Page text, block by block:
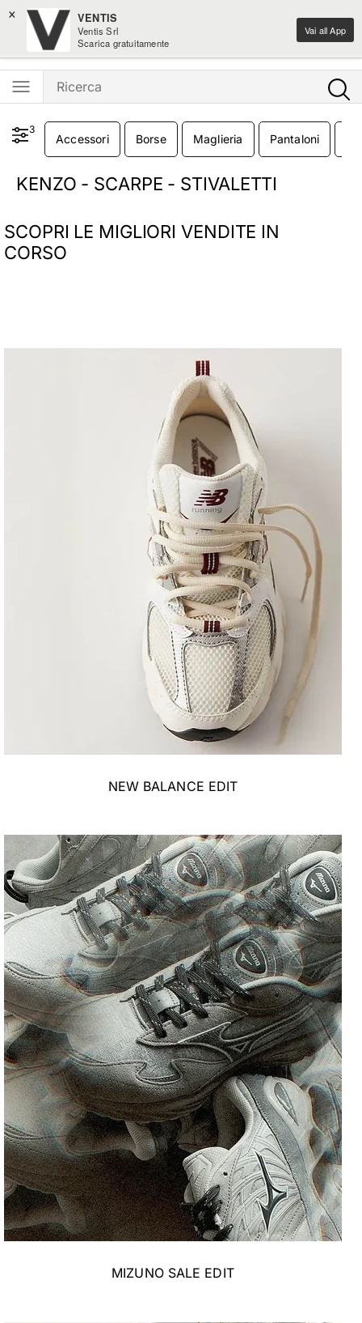
× VENTIS
Ventis Srl
Scarica gratuitamente
Vai all App
Ventis - L'e-shopping parla italiano
3
Accessori Borse Maglieria Pantaloni
KENZO - SCARPE - STIVALETTI
SCOPRI LE MIGLIORI VENDITE IN
CORSO
NEW BALANCE EDIT
MIZUNO SALE EDIT